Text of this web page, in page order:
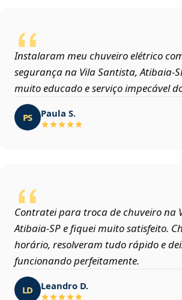
Instalaram meu chuveiro elétrico
segurança na Vila Santista,
muito educado e serviço impecável
PS Paula S.
Contratei para troca de chuveiro na
Atibaia‑SP e fiquei muito satisfeito.
horário, resolveram tudo rápido e
funcionando perfeitamente.
LD Leandro D.